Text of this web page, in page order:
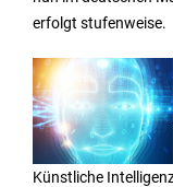
erfolgt stufenweise.
Künstliche